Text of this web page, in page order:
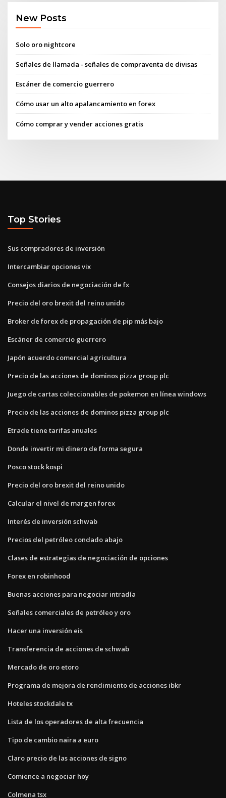
New Posts
Solo oro nightcore
Señales de llamada - señales de compraventa de divisas
Escáner de comercio guerrero
Cómo usar un alto apalancamiento en forex
Cómo comprar y vender acciones gratis
Top Stories
Sus compradores de inversión
Intercambiar opciones vix
Consejos diarios de negociación de fx
Precio del oro brexit del reino unido
Broker de forex de propagación de pip más bajo
Escáner de comercio guerrero
Japón acuerdo comercial agricultura
Precio de las acciones de dominos pizza group plc
Juego de cartas coleccionables de pokemon en línea windows
Precio de las acciones de dominos pizza group plc
Etrade tiene tarifas anuales
Donde invertir mi dinero de forma segura
Posco stock kospi
Precio del oro brexit del reino unido
Calcular el nivel de margen forex
Interés de inversión schwab
Precios del petróleo condado abajo
Clases de estrategias de negociación de opciones
Forex en robinhood
Buenas acciones para negociar intradía
Señales comerciales de petróleo y oro
Hacer una inversión eis
Transferencia de acciones de schwab
Mercado de oro etoro
Programa de mejora de rendimiento de acciones ibkr
Hoteles stockdale tx
Lista de los operadores de alta frecuencia
Tipo de cambio naira a euro
Claro precio de las acciones de signo
Comience a negociar hoy
Colmena tsx